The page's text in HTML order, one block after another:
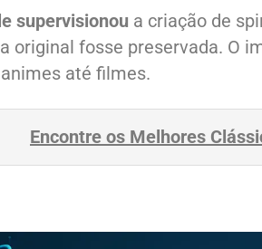
supervisionou a criação de
original fosse preservada. O
até filmes.
Encontre os Melhores